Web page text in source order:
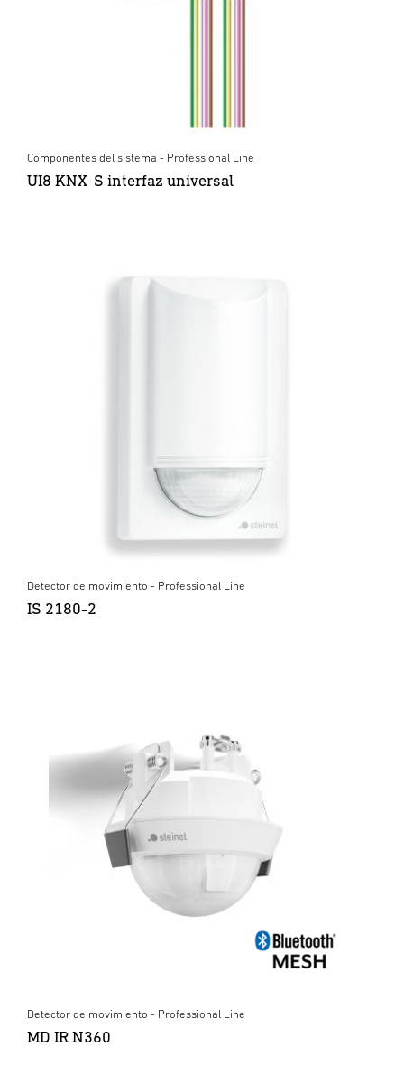
Componentes del sistema - Professional Line
UI8 KNX-S interfaz universal
Detector de movimiento - Professional Line
IS 2180-2
Detector de movimiento - Professional Line
MD IR N360